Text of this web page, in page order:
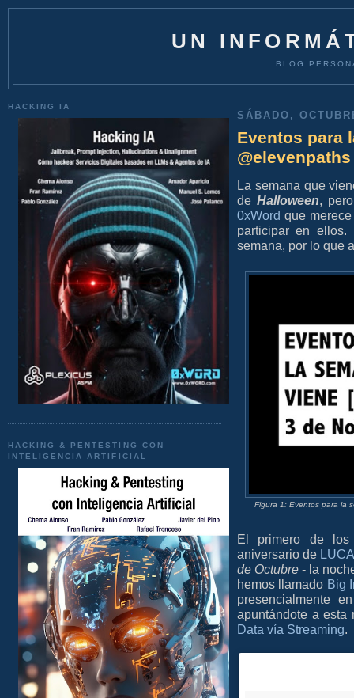
UN
BLOG
HACKING IA
HACKING & PENTESTING CON
INTELIGENCIA ARTIFICIAL
SÁBADO,
Eventos para
La semana que
deHalloween,
0xWord que
participar en ellos.
semana, por lo que
Figura 1: Eventos para la
El primero de los
aniversario de
de Octubre - la
hemos llamado Big
presencialmente
apuntándote a
Data vía Streaming.